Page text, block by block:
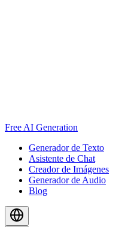
Free AI Generation
Generador de Texto
Asistente de Chat
Creador de Imágenes
Generador de Audio
Blog